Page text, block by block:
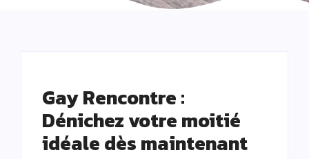
Gay Rencontre :
Dénichez votre moitié
idéale dès maintenant